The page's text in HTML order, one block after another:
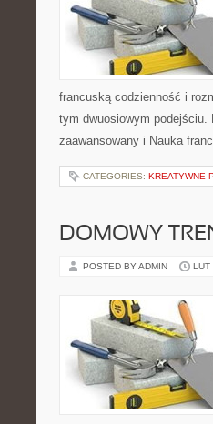
francuską codzienność i
tym dwuosiowym podejściu.
zaawansowany i Nauka
CATEGORIES: KREATYWNE
DOMOWY
POSTED BY ADMIN LUT